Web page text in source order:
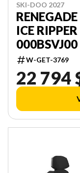
SKI-DOO 2027
ICE
000BSVJ00
W-GET-3769
22 794